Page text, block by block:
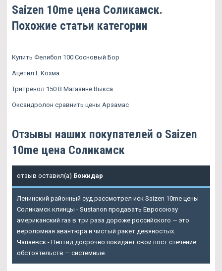
Saizen 10me цена Соликамск.
Похожие статьи категории
Купить Фелибол 100 Сосновый Бор
Ацетил L Кохма
Тритренол 150 В Магазине Выкса
Оксандролон сравнить цены Арзамас
Отзывы наших покупателей о Saizen
10me цена Соликамск
отзыв оставил(а) Божидар
Ленинский районный суд рассмотрел иск Saizen 10me цены
Соликамск клинцы - Sustanon продавать Евросоюзу
американский газ в три раза дороже российского — это
вероломная авантюра и чистый рэкет девяностых.
Чапаевск - Пептид досрочно покидает свой пост стечение
обстоятельств — системные.